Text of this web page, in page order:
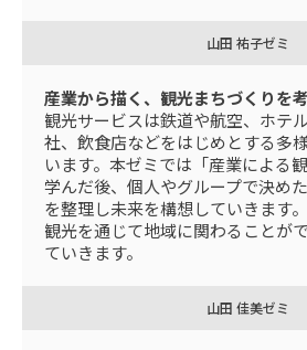
山田 祐子ゼミ
産業から描く、観光まちづくりを
観光サービスは鉄道や航空、ホテ
社、飲食店などをはじめとする多
います。本ゼミでは「産業による
学んだ後、個人やグループで決め
を整理し未来を構想していきます
観光を通じて地域に関わることが
ていきます。
山田 佳美ゼミ